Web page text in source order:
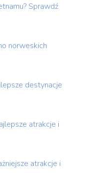
Sprawdź
norweskich
destynacje
atrakcje i
atrakcje i